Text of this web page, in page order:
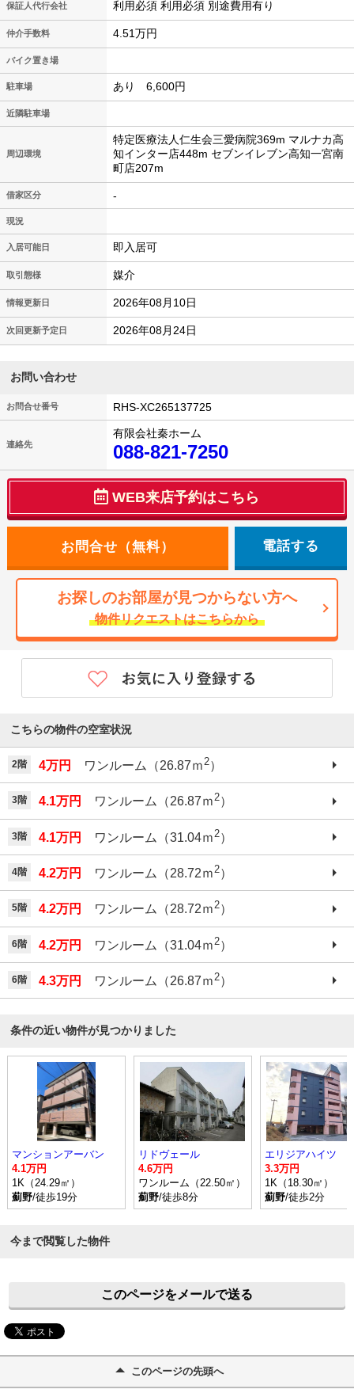
保証人代行会社 利用必須 利用必須 別途費用有り
仲介手数料 4.51万円
バイク置き場
駐車場 あり 6,600円
近隣駐車場
周辺環境
特定医療法人仁生会三愛病院369m マルナカ高
知インター店448m セブンイレブン高知一宮南
町店207m
借家区分 -
現況
入居可能日 即入居可
取引態様 媒介
情報更新日 2026年08月10日
次回更新予定日 2026年08月24日
お問い合わせ
お問合せ番号 RHS-XC265137725
連絡先
有限会社秦ホーム
088-821-7250
WEB来店予約はこちら
電話する
お探しのお部屋が見つからない方へ
物件リクエストはこちらから
こちらの物件の空室状況
2階 4万円 ワンルーム（26.87ｍ2）
3階 4.1万円 ワンルーム（26.87ｍ2）
3階 4.1万円 ワンルーム（31.04ｍ 2）
4階 4.2万円 ワンルーム（28.72ｍ2）
5階 4.2万円 ワンルーム（28.72ｍ2）
6階 4.2万円 ワンルーム（31.04ｍ 2）
6階 4.3万円 ワンルーム（26.87ｍ2）
条件の近い物件が見つかりました
マンションアーバン
4.1万円
1K（24.29㎡）
薊野/徒歩19分
リドヴェール
4.6万円
ワンルーム（22.50㎡）
薊野/徒歩8分
エリジアハイツ
3.3万円
1K（18.30㎡）
薊野/徒歩2分
今まで閲覧した物件
このページをメールで送る
このページの先頭へ